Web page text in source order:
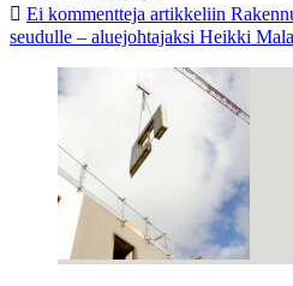
Ei kommentteja artikkeliin
seudulle – aluejohtajaksi Heikki